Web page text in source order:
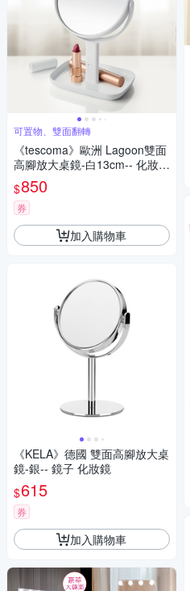
可置物、雙面翻轉
《tescoma》歐洲 Lagoon雙面
高腳放大桌鏡-白13cm-- 化妝鏡
美容放大桌鏡
$850
券
加入購物車
《KELA》德國 雙面高腳放大桌
鏡-銀-- 鏡子 化妝鏡
$615
券
加入購物車